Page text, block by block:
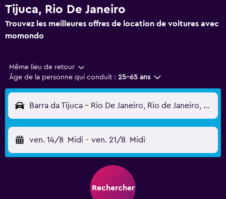
Tijuca, Rio De Janeiro
Trouvez les meilleures offres de location de voitures avec
momondo
Même lieu de retour
Âge de la personne qui conduit : 25-65 ans
Barra da Tijuca - Rio De Janeiro, Rio de Janeiro, Brésil
ven. 14/8 Midi - ven. 21/8 Midi
Rechercher